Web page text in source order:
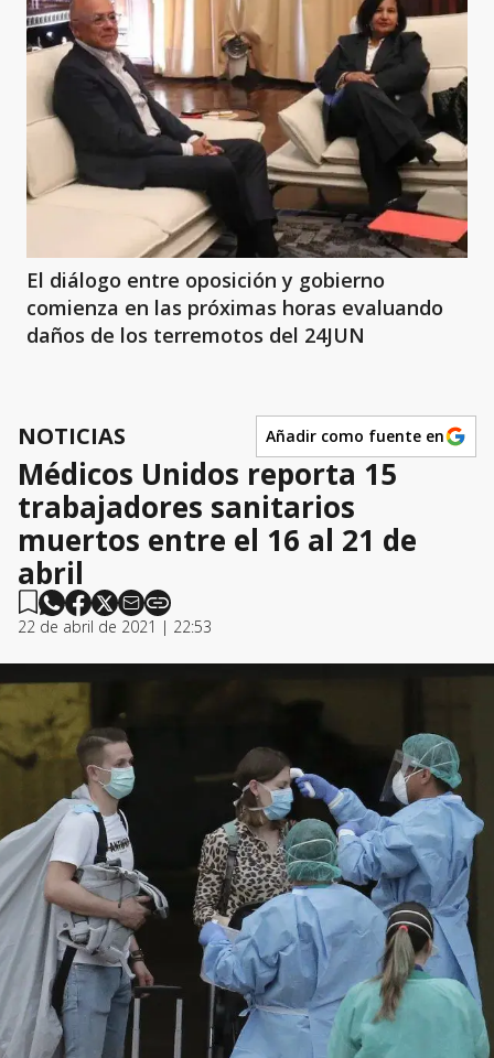
El diálogo entre oposición y gobierno
comienza en las próximas horas evaluando
daños de los terremotos del 24JUN
NOTICIAS Añadir como fuente en
Médicos Unidos reporta 15
trabajadores sanitarios
muertos entre el 16 al 21 de
abril
22 de abril de 2021 | 22:53